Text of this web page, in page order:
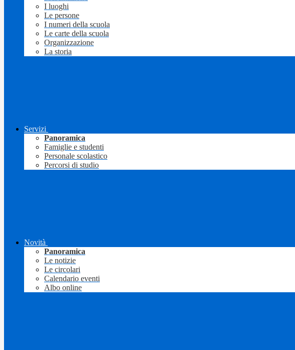
I luoghi
Le persone
I numeri della scuola
Le carte della scuola
Organizzazione
La storia
Servizi
Panoramica
Famiglie e studenti
Personale scolastico
Percorsi di studio
Novità
Panoramica
Le notizie
Le circolari
Calendario eventi
Albo online